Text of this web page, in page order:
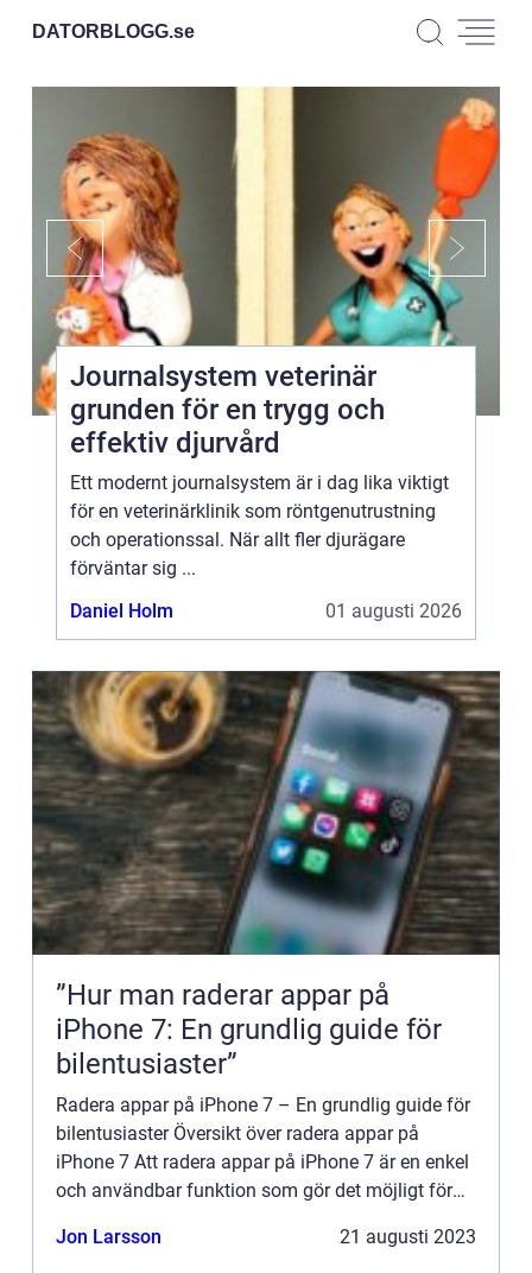
DATORBLOGG.se
Journalsystem veterinär
grunden för en trygg och
effektiv djurvård
Ett modernt journalsystem är i dag lika viktigt
för en veterinärklinik som röntgenutrustning
och operationssal. När allt fler djurägare
förväntar sig ...
Daniel Holm
01 augusti 2026
”Hur man raderar appar på
iPhone 7: En grundlig guide för
bilentusiaster”
Radera appar på iPhone 7 – En grundlig guide för
bilentusiaster Översikt över radera appar på
iPhone 7 Att radera appar på iPhone 7 är en enkel
och användbar funktion som gör det möjligt för
organisera sin...
Jon Larsson 21 augusti 2023